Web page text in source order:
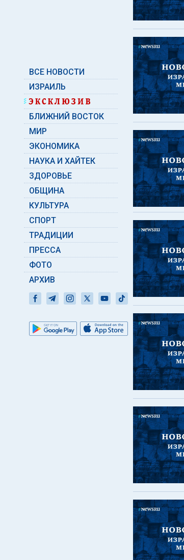
ВСЕ НОВОСТИ
ИЗРАИЛЬ
БЛИЖНИЙ ВОСТОК
МИР
ЭКОНОМИКА
НАУКА И ХАЙТЕК
ЗДОРОВЬЕ
ОБЩИНА
КУЛЬТУРА
СПОРТ
ТРАДИЦИИ
ПРЕССА
ФОТО
АРХИВ